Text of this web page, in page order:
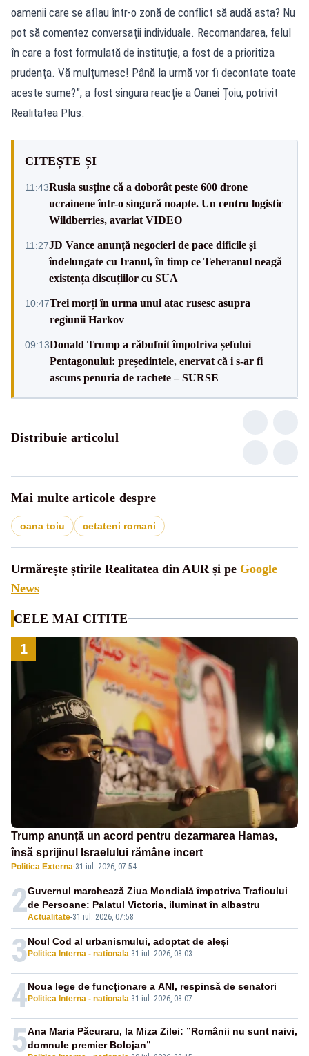
oamenii care se aflau într‑o zonă de conflict să audă asta? Nu
pot să comentez conversații individuale. Recomandarea, felul
în care a fost formulată de instituție, a fost de a prioritiza
prudența. Vă mulțumesc! Până la urmă vor fi decontate toate
aceste sume?”, a fost singura reacție a Oanei Țoiu, potrivit
Realitatea Plus.
CITEȘTE ȘI
11:43Rusia susține că a doborât peste 600 drone
ucrainene într-o singură noapte. Un centru logistic
Wildberries, avariat VIDEO
11:27JD Vance anunță negocieri de pace dificile și
îndelungate cu Iranul, în timp ce Teheranul neagă
existența discuțiilor cu SUA
10:47Trei morți în urma unui atac rusesc asupra
regiunii Harkov
09:13Donald Trump a răbufnit împotriva șefului
Pentagonului: președintele, enervat că i s-ar fi
ascuns penuria de rachete – SURSE
Distribuie articolul
Mai multe articole despre
oana toiu cetateni romani
Urmărește știrile Realitatea din AUR și pe Google
News
CELE MAI CITITE
1
Trump anunță un acord pentru dezarmarea Hamas,
însă sprijinul Israelului rămâne incert
Politica Externa·31 iul. 2026, 07:54
2Actualitate-31 iul. 2026, 07:58
Guvernul marchează Ziua Mondială împotriva Traficului
de Persoane: Palatul Victoria, iluminat în albastru
3 Politica Interna - nationala-31 iul. 2026, 08:03
Noul Cod al urbanismului, adoptat de aleși
4 Politica Interna - nationala-31 iul. 2026, 08:07
Noua lege de funcționare a ANI, respinsă de senatori
5Ana Maria Păcuraru, la Miza Zilei: ”Românii nu sunt naivi,
domnule premier Bolojan”